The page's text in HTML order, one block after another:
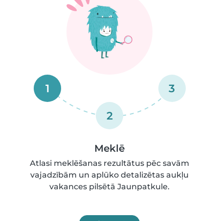
1
2
3
Meklē
Atlasi meklēšanas rezultātus pēc savām
vajadzībām un aplūko detalizētas aukļu
vakances pilsētā Jaunpatkule.